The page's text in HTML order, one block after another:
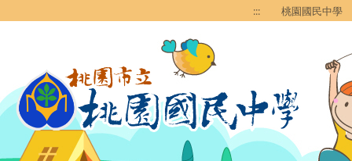
::: 桃園國民中學